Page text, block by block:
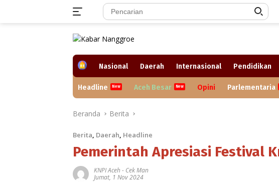
H
e
Nasional Daerah Internasional Pendidikan
Headline Aceh Besar Opini Parlementaria
Beranda Berita
Berita Daerah Headline
Pemerintah Apresiasi Festival
KNPI Aceh - Cek Man
Jumat, 1 Nov 2024